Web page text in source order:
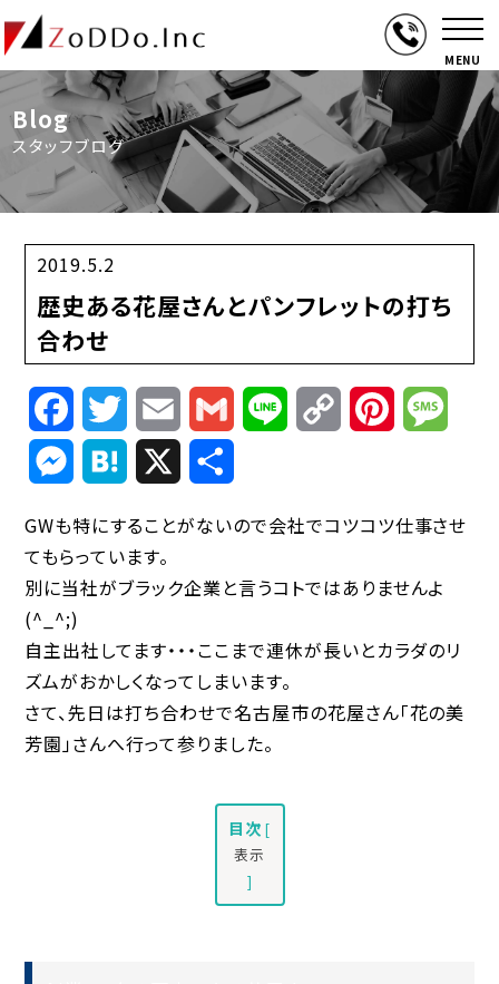
MENU
Blog
スタッフブログ
2019.5.2
歴史ある花屋さんとパンフレットの打ち
合わせ
FacebookTwitterEmail Gmail Line
Copy
Link
Pinterest
Messenger
Hatena
GWも特にすることがないので会社でコツコツ仕事させ
てもらっています。
別に当社がブラック企業と言うコトではありませんよ
(^_^;)
自主出社してます・・・ここまで連休が長いとカラダのリ
ズムがおかしくなってしまいます。
さて、先日は打ち合わせで名古屋市の花屋さん「花の美
芳園」さんへ行って参りました。
目次 [
表示
]